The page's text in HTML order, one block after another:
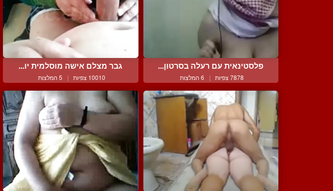
פלסטינאית עם רעלה בסרטון...
7878 צפיות | 6 המלצות
גבר מצלם אישה מוסלמית יו...
10010 צפיות | 5 המלצות